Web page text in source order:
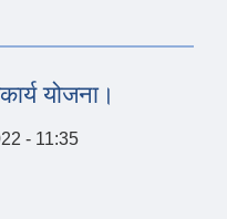
योजना।
- 11:35